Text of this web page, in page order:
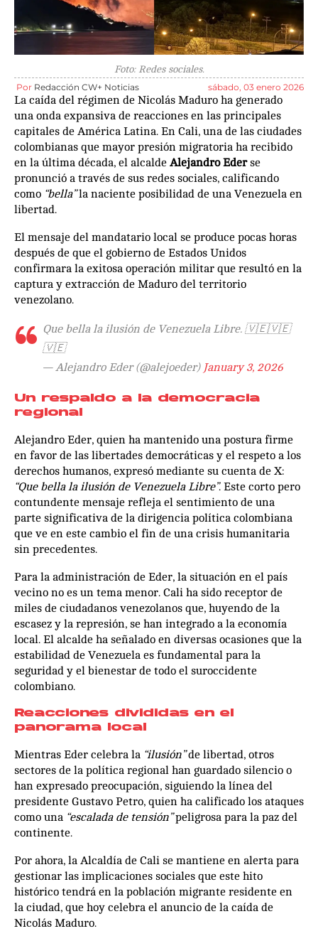
Foto: Redes sociales.
Por Redacción CW+ Noticias sábado, 03 enero 2026
La caída del régimen de Nicolás Maduro ha generado
una onda expansiva de reacciones en las principales
capitales de América Latina. En Cali, una de las ciudades
colombianas que mayor presión migratoria ha recibido
en la última década, el alcalde Alejandro Ederse
pronunció a través de sus redes sociales, calificando
como “bella”la naciente posibilidad de una Venezuela en
libertad.
El mensaje del mandatario local se produce pocas horas
después de que el gobierno de Estados Unidos
confirmara la exitosa operación militar que resultó en la
captura y extracción de Maduro del territorio
venezolano.
Que bella la ilusión de Venezuela Libre. 🇻🇪🇻🇪
🇻🇪
— Alejandro Eder (@alejoeder) January 3, 2026
Un respaldo a la democracia
regional
Alejandro Eder, quien ha mantenido una postura firme
en favor de las libertades democráticas y el respeto a los
derechos humanos, expresó mediante su cuenta de X:
“Que bella la ilusión de Venezuela Libre”. Este corto pero
contundente mensaje refleja el sentimiento de una
parte significativa de la dirigencia política colombiana
que ve en este cambio el fin de una crisis humanitaria
sin precedentes.
Para la administración de Eder, la situación en el país
vecino no es un tema menor. Cali ha sido receptor de
miles de ciudadanos venezolanos que, huyendo de la
escasez y la represión, se han integrado a la economía
local. El alcalde ha señalado en diversas ocasiones que la
estabilidad de Venezuela es fundamental para la
seguridad y el bienestar de todo el suroccidente
colombiano.
Reacciones divididas en el
panorama local
Mientras Eder celebra la “ilusión”de libertad, otros
sectores de la política regional han guardado silencio o
han expresado preocupación, siguiendo la línea del
presidente Gustavo Petro, quien ha calificado los ataques
como una “escalada de tensión”peligrosa para la paz del
continente.
Por ahora, la Alcaldía de Cali se mantiene en alerta para
gestionar las implicaciones sociales que este hito
histórico tendrá en la población migrante residente en
la ciudad, que hoy celebra el anuncio de la caída de
Nicolás Maduro.